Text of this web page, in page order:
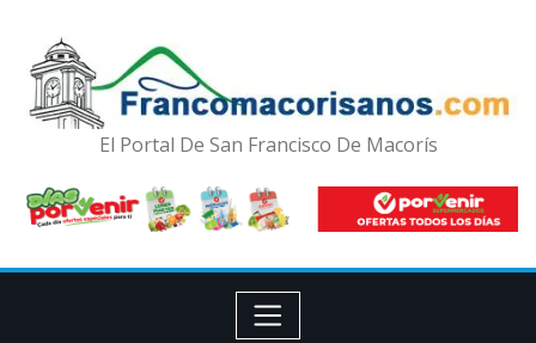
El Portal De San Francisco De Macorís